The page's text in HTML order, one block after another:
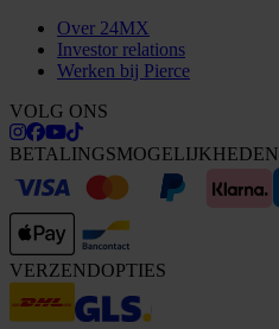
Over 24MX
Investor relations
Werken bij Pierce
VOLG ONS
BETALINGSMOGELIJKHEDEN
VERZENDOPTIES